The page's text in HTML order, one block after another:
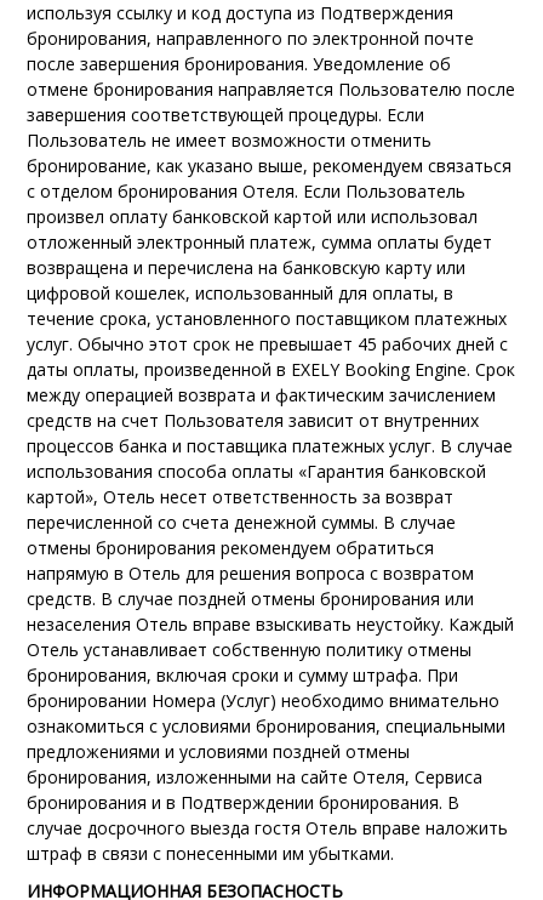
используя ссылку и код доступа из Подтверждения
бронирования, направленного по электронной почте
после завершения бронирования. Уведомление об
отмене бронирования направляется Пользователю после
завершения соответствующей процедуры. Если
Пользователь не имеет возможности отменить
бронирование, как указано выше, рекомендуем связаться
с отделом бронирования Отеля. Если Пользователь
произвел оплату банковской картой или использовал
отложенный электронный платеж, сумма оплаты будет
возвращена и перечислена на банковскую карту или
цифровой кошелек, использованный для оплаты, в
течение срока, установленного поставщиком платежных
услуг. Обычно этот срок не превышает 45 рабочих дней с
даты оплаты, произведенной в EXELY Booking Engine. Срок
между операцией возврата и фактическим зачислением
средств на счет Пользователя зависит отвнутренних
процессов банка и поставщика платежных услуг. В случае
использования способа оплаты «Гарантия банковской
картой», Отель несет ответственность за возврат
перечисленной со счета денежной суммы. В случае
отмены бронирования рекомендуем обратиться
напрямую в Отельдля решения вопроса с возвратом
средств. В случае поздней отмены бронирования или
незаселения Отель вправе взыскивать неустойку. Каждый
Отель устанавливает собственную политику отмены
бронирования, включая сроки и сумму штрафа. При
бронировании Номера (Услуг) необходимо внимательно
ознакомиться с условиями бронирования, специальными
предложениями и условиями поздней отмены
бронирования, изложенными на сайте Отеля, Сервиса
бронирования и в Подтверждении бронирования. В
случаедосрочного выезда гостя Отель вправе наложить
штраф в связи с понесенными им убытками.
ИНФОРМАЦИОННАЯ БЕЗОПАСНОСТЬ